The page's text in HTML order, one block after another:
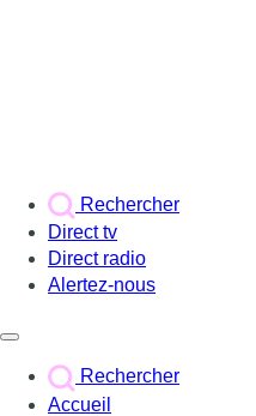
Rechercher
Direct tv
Direct radio
Alertez-nous
Rechercher
Accueil